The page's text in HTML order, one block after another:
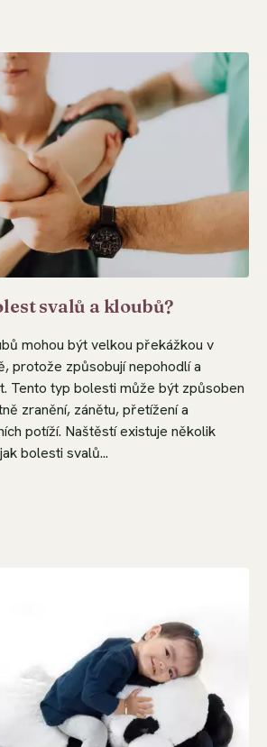
svalů a kloubů?
mohou být velkou překážkou v
protože způsobují nepohodlí a
Tento typ bolesti může být způsoben
zranění, zánětu, přetížení a
potíží. Naštěstí existuje několik
bolesti svalů...